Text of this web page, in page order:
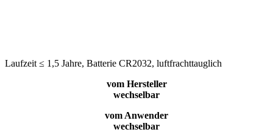
Laufzeit ≤ 1,5 Jahre, Batterie CR2032, luftfrachttauglich
vom Hersteller
wechselbar
vom Anwender
wechselbar